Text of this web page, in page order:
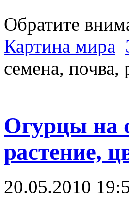
Обратите
Картина мира
семена, почва,
Огурцы на
растение,
20.05.2010